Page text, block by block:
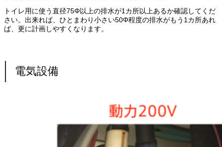
トイレ用に使う直径75Φ以上の排水が1カ所以上あるか確認してくだ
さい。出来れば、ひとまわり小さい50Φ程度の排水がもう1カ所あれ
ば、更に計画しやすくなります。
電気設備